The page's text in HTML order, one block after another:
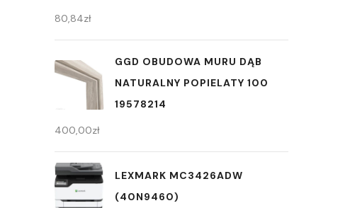
80,84zł
GGD OBUDOWA MURU DĄB
NATURALNY POPIELATY 100
19578214
400,00zł
LEXMARK MC3426ADW
(40N9460)